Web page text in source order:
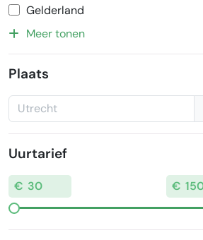
Gelderland
Meer tonen
Plaats
Uurtarief